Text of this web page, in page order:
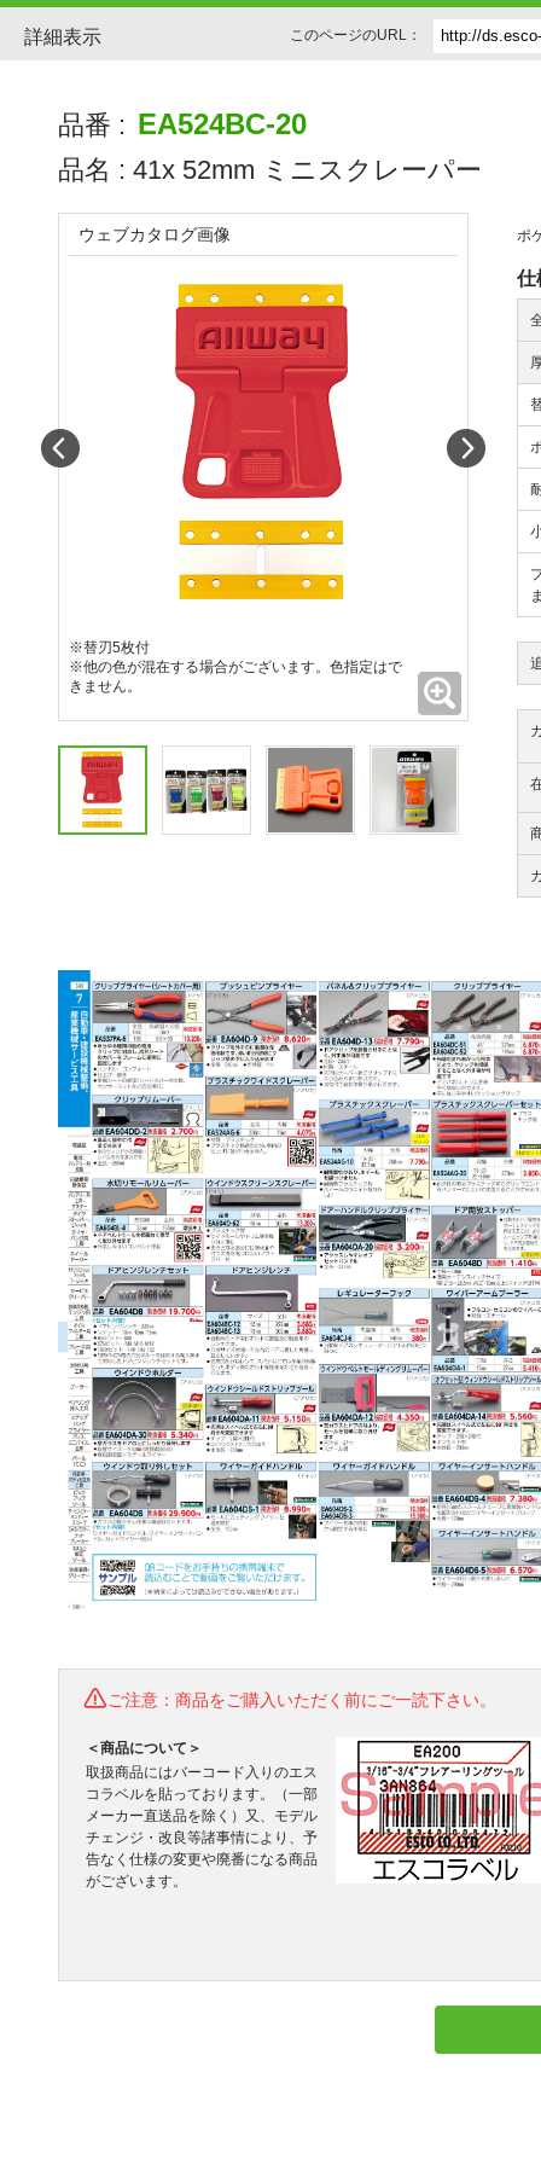
詳細表示 このページのURL：
品番 : EA524BC-20
品名 : 41x 52mm ミニスクレーパー
ポ
仕
ウェブカタログ画像
※替刃5枚付
※他の色が混在する場合がございます。色指定はで
きません。
ご注意：商品をご購入いただく前にご一読下さい。
＜商品について＞
取扱商品にはバーコード入りのエス
コラベルを貼っております。（一部
メーカー直送品を除く）又、モデル
チェンジ・改良等諸事情により、予
告なく仕様の変更や廃番になる商品
がございます。